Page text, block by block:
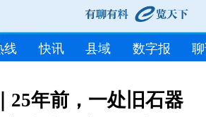
线 快讯 县域 数字报
25年前，一处旧石器